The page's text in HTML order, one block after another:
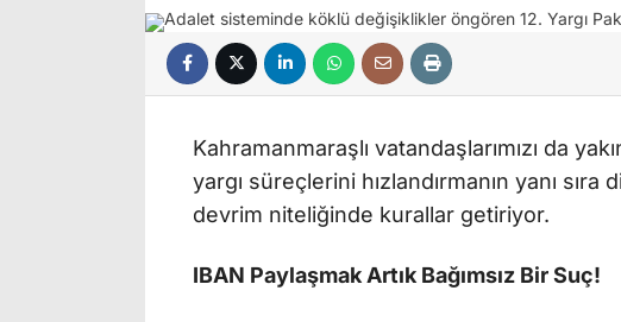
Kahramanmaraşlı vatandaşlarımızı da
yargı süreçlerini hızlandırmanın yanı sıra
devrim niteliğinde kurallar getiriyor.
IBAN Paylaşmak Artık Bağımsız Bir Suç!